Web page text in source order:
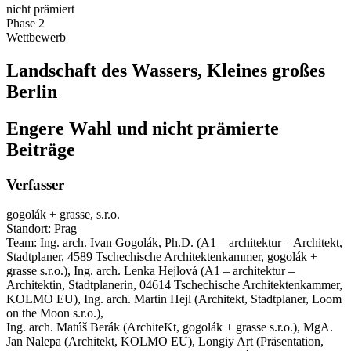
nicht prämiert
Phase 2
Wettbewerb
Landschaft des Wassers, Kleines großes
Berlin
Engere Wahl und nicht prämierte
Beiträge
Verfasser
gogolák + grasse, s.r.o.
Standort: Prag
Team: Ing. arch. Ivan Gogolák, Ph.D. (A1 – architektur – Architekt,
Stadtplaner, 4589 Tschechische Architektenkammer, gogolák +
grasse s.r.o.), Ing. arch. Lenka Hejlová (A1 – architektur –
Architektin, Stadtplanerin, 04614 Tschechische Architektenkammer,
KOLMO EU), Ing. arch. Martin Hejl (Architekt, Stadtplaner, Loom
on the Moon s.r.o.),
Ing. arch. Matúš Berák (ArchiteKt, gogolák + grasse s.r.o.), MgA.
Jan Nalepa (Architekt, KOLMO EU), Longiy Art (Präsentation,